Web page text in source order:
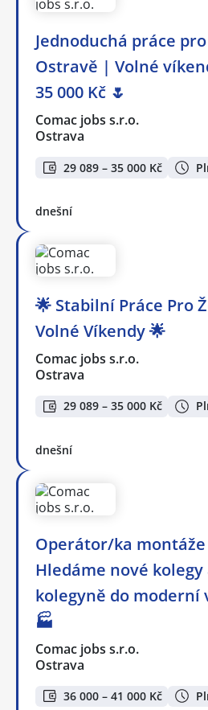
Jednoduchá práce
Ostravě | Volné
35 000 Kč 🌷
Comac jobs s.r.o.
Ostrava
29 089 – 35 000 Kč
dnešní
🌟 Stabilní Práce Pro
Volné Víkendy 🌟
Comac jobs s.r.o.
Ostrava
29 089 – 35 000 Kč
dnešní
Operátor/ka
Hledáme nové kolegy
kolegyně do moderní
🏭
Comac jobs s.r.o.
Ostrava
36 000 – 41 000 Kč